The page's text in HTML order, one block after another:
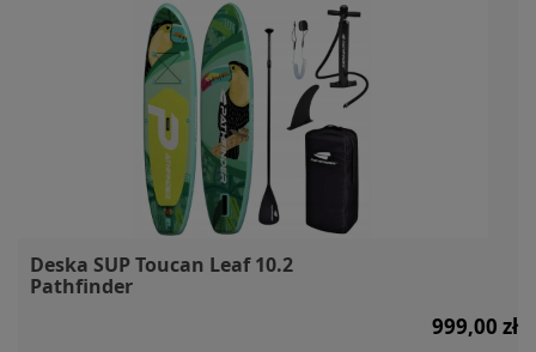
Deska SUP Toucan Leaf 10.2
Pathfinder
999,00 zł